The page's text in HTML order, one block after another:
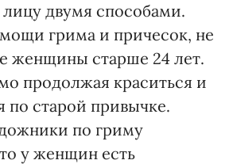
двумя способами.
грима и причесок, не
женщины старше 24 лет.
продолжая краситься и
по старой привычке.
по гриму
у женщин есть